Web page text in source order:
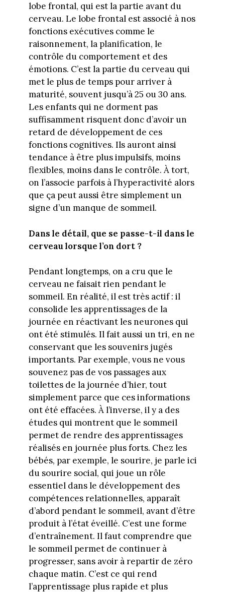
lobe frontal, qui est la partie avant du
cerveau. Le lobe frontal est associé à nos
fonctions exécutives comme le
raisonnement, la planification, le
contrôle du comportement et des
émotions. C’est la partie du cerveau qui
met le plus de temps pour arriver à
maturité, souvent jusqu’à 25 ou 30 ans.
Les enfants qui ne dorment pas
suffisamment risquent donc d’avoir un
retard de développement de ces
fonctions cognitives. Ils auront ainsi
tendance à être plus impulsifs, moins
flexibles, moins dans le contrôle. À tort,
on l’associe parfois à l’hyperactivité alors
que ça peut aussi être simplement un
signe d’un manque de sommeil.
Dans le détail, que se passe-t-il dans le
cerveau lorsque l’on dort ?
Pendant longtemps, on a cru que le
cerveau ne faisait rien pendant le
sommeil. En réalité, il est très actif : il
consolide les apprentissages de la
journée en réactivant les neurones qui
ont été stimulés. Il fait aussi un tri, en ne
conservant que les souvenirs jugés
importants. Par exemple, vous ne vous
souvenez pas de vos passages aux
toilettes de la journée d’hier, tout
simplement parce que ces informations
ont été effacées. À l’inverse, il y a des
études qui montrent que le sommeil
permet de rendre des apprentissages
réalisés en journée plus forts. Chez les
bébés, par exemple, le sourire, je parle ici
du sourire social, qui joue un rôle
essentiel dans le développement des
compétences relationnelles, apparaît
d’abord pendant le sommeil, avant d’être
produit à l’état éveillé. C’est une forme
d’entraînement. Il faut comprendre que
le sommeil permet de continuer à
progresser, sans avoir à repartir de zéro
chaque matin. C’est ce qui rend
l’apprentissage plus rapide et plus